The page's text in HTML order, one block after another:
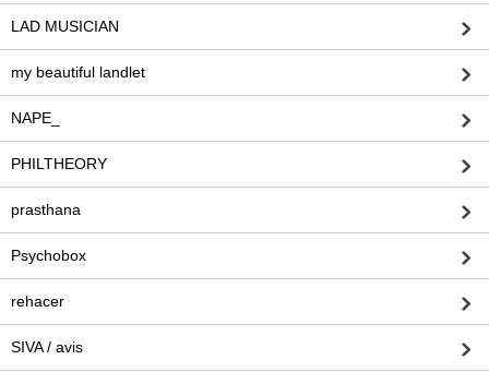
LAD MUSICIAN
my beautiful landlet
NAPE_
PHILTHEORY
prasthana
Psychobox
rehacer
SIVA / avis